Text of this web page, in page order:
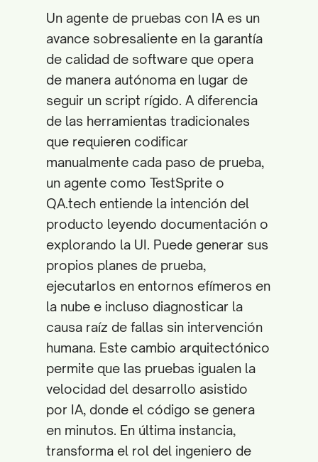
Un agente de pruebas con IA es un
avance sobresaliente en la garantía
de calidad de software que opera
de manera autónoma en lugar de
seguir un script rígido. A diferencia
de las herramientas tradicionales
que requieren codificar
manualmente cada paso de prueba,
un agente como TestSprite o
QA.tech entiende la intención del
producto leyendo documentación o
explorando la UI. Puede generar sus
propios planes de prueba,
ejecutarlos en entornos efímeros en
la nube e incluso diagnosticar la
causa raíz de fallas sin intervención
humana. Este cambio arquitectónico
permite que las pruebas igualen la
velocidad del desarrollo asistido
por IA, donde el código se genera
en minutos. En última instancia,
transforma el rol del ingeniero de